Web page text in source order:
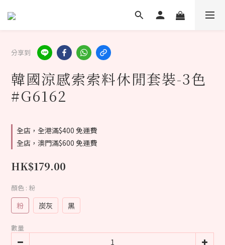
分享到
韓國涼感索索料休閒套裝-3色
#G6162
全店，全港滿$400 免運費
全店，澳門滿$600 免運費
HK$179.00
顏色 : 粉
粉 炭灰 黑
數量